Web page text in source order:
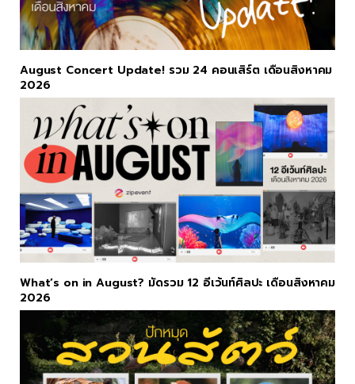
August Concert Update! รวม 24 คอนเสิร์ต เดือนสิงหาคม
2026
What’s on in August? มัดรวม 12 อีเว้นท์ศิลปะ เดือนสิงหาคม
2026